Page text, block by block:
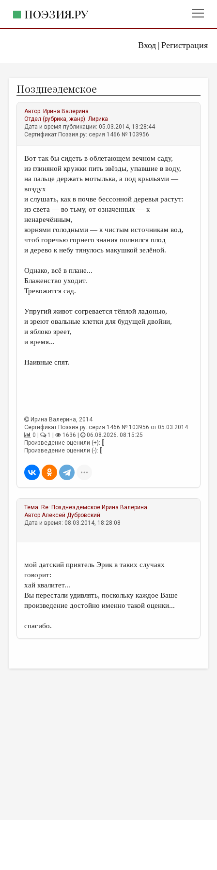
Вход| Регистрация
ПОЭЗИЯ.РУ
ЖАНРЫ
АВТОРЫ
КОММЕНТАРИИ
ЛИТСАЛОН
НОВОСТИ
ПРАВИЛА САЙТА
ОТДЕЛЫ И РУБРИКИ
ИЗБРАННОЕ
ДАЙДЖЕСТ
ПРОИЗВЕДЕНИЯ
ПЕРЕВОДЫ
КОНКУРСЫ
КНИЖНАЯ ПОЛКА
ОБЗОР ЛИТЕРАТУРЫ
ОБЪЯВЛЕНИЯ
ОТ РЕДАКЦИИ
МАЛАЯ ПРОЗА
ЭССЕИСТИКА
ЛИТЕРАТУРОВЕДЕНИЕ
КУЛЬТУРОВЕДЕНИЕ
ПУБЛИЦИСТИКА
РЕЦЕНЗИРОВАНИЕ
ЦИКЛЫ ПУБЛИКАЦИЙ
МЕДИА
ВКОНТАКТЕ
Позднеэдемское
Автор: Ирина Валерина
Отдел (рубрика, жанр):Лирика
Дата и время публикации: 05.03.2014, 13:28:44
Сертификат Поэзия.ру: серия 1466 № 103956
Вот так бы сидеть в облетающем вечном саду,
из глиняной кружки пить звёзды, упавшие в воду,
на пальце держать мотылька, а под крыльями —
воздух
и слушать, как в почве бессонной деревья растут:
из света — во тьму, от означенных — к
ненаречённым,
корнями голодными — к чистым источникам вод,
чтоб горечью горнего знания полнился плод
и дерево к небу тянулось макушкой зелёной.
Однако, всё в плане...
Блаженство уходит.
Тревожится сад.
Упругий живот согревается тёплой ладонью,
и зреют овальные клетки для будущей двойни,
и яблоко зреет,
и время...
Наивные спят.
Ирина Валерина, 2014
Сертификат Поэзия.ру: серия 1466 № 103956 от 05.03.2014
0 |
1 | 1636 |
06.08.2026. 08:15:25
Произведение оценили (+): []
Произведение оценили (-): []
Тема: Re: Позднеэдемское Ирина Валерина
АвторАлексей Дубровский
Дата и время: 08.03.2014, 18:28:08
мой датский приятель Эрик в таких случаях
говорит:
хай квалитет...
Вы перестали удивлять, поскольку каждое Ваше
произведение достойно именно такой оценки...
спасибо.